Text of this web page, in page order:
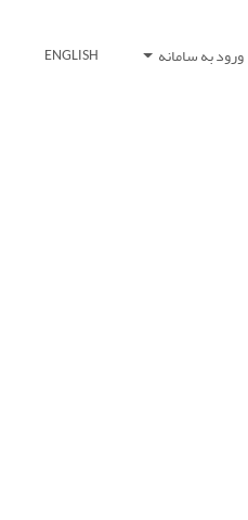
ورود به سامانه ENGLISH